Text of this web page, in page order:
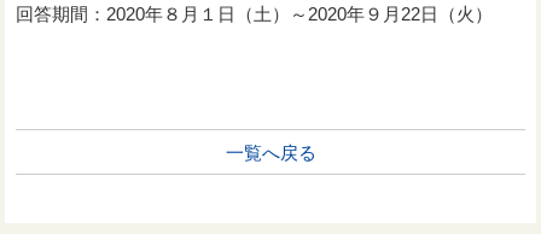
回答期間：2020年８月１日（土）～2020年９月22日（火）
一覧へ戻る